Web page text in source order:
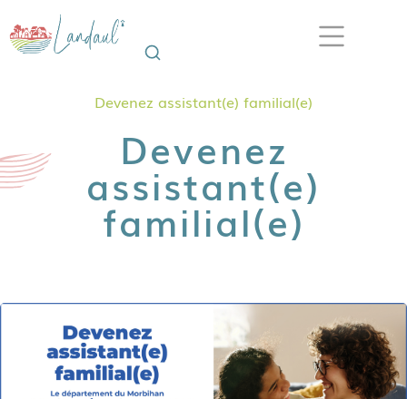
Devenez assistant(e) familial(e)
Devenez
assistant(e)
familial(e)